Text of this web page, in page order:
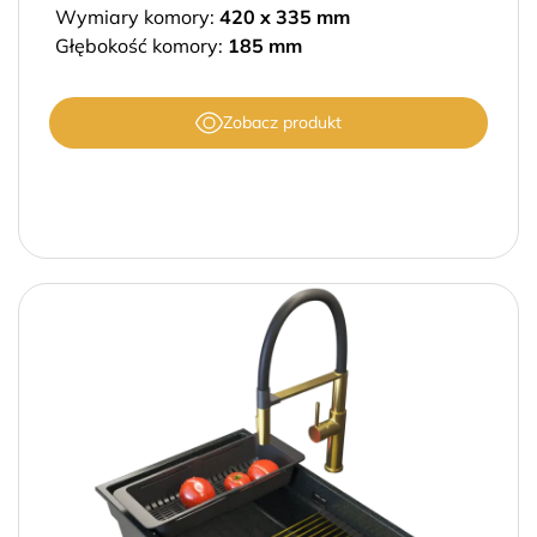
Wymiary komory: 420 x 335 mm
Głębokość komory: 185 mm
Zobacz produkt